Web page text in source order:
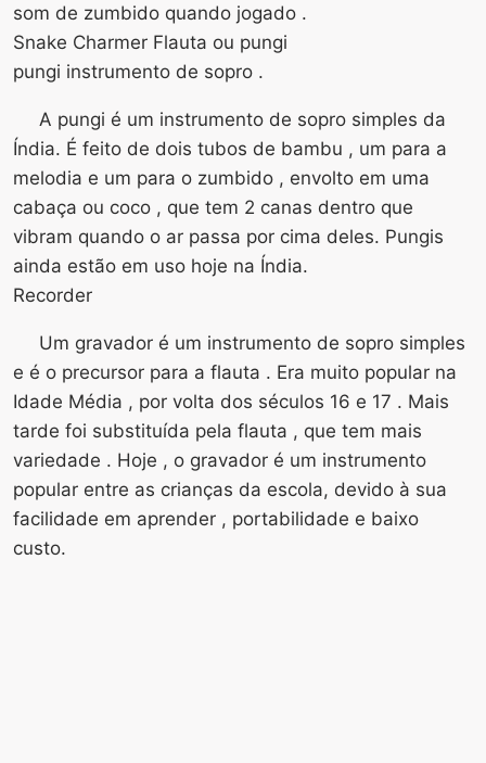
som de zumbido quando jogado .
Snake Charmer Flauta ou pungi
pungi instrumento de sopro .
A pungi é um instrumento de sopro simples da
Índia. É feito de dois tubos de bambu , um para a
melodia e um para o zumbido , envolto em uma
cabaça ou coco , que tem 2 canas dentro que
vibram quando o ar passa por cima deles. Pungis
ainda estão em uso hoje na Índia.
Recorder
Um gravador é um instrumento de sopro simples
e é o precursor para a flauta . Era muito popular na
Idade Média , por volta dos séculos 16 e 17 . Mais
tarde foi substituída pela flauta , que tem mais
variedade . Hoje , o gravador é um instrumento
popular entre as crianças da escola, devido à sua
facilidade em aprender , portabilidade e baixo
custo.